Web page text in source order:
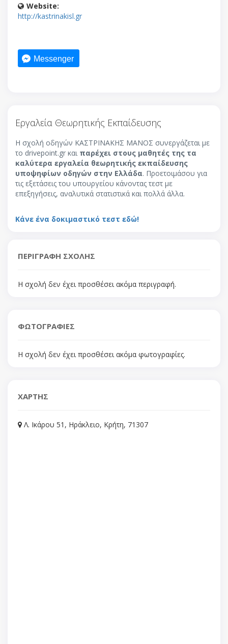
Website:
http://kastrinakisl.gr
Messenger
Εργαλεία Θεωρητικής Εκπαίδευσης
Η σχολή οδηγών ΚΑΣΤΡΙΝΑΚΗΣ ΜΑΝΟΣ συνεργάζεται με
το drivepoint.gr και παρέχει στους μαθητές της τα
καλύτερα εργαλεία θεωρητικής εκπαίδευσης
υποψηφίων οδηγών στην Ελλάδα. Προετοιμάσου για
τις εξετάσεις του υπουργείου κάνοντας τεστ με
επεξηγήσεις, αναλυτικά στατιστικά και πολλά άλλα.
Κάνε ένα δοκιμαστικό τεστ εδώ!
ΠΕΡΙΓΡΑΦΗ ΣΧΟΛΗΣ
Η σχολή δεν έχει προσθέσει ακόμα περιγραφή.
ΦΩΤΟΓΡΑΦΙΕΣ
Η σχολή δεν έχει προσθέσει ακόμα φωτογραφίες.
ΧΑΡΤΗΣ
Λ. Ικάρου 51, Ηράκλειο, Κρήτη, 71307